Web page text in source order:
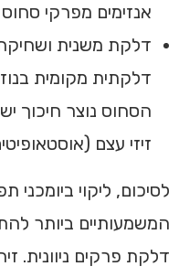
אנזימים מפרקי סחוס
דלקת משנית
דלקתית מקומית
הסחוס נוצר חיכוך
זיזי עצם
לסיכום, ליקוי
המשמעותיים ביותר
דלקת פרקים ניוונית.